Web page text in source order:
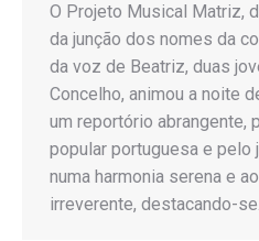
O Projeto Musical Matriz,
da junção dos nomes da
da voz de Beatriz, duas
Concelho, animou a noite
um reportório abrangente,
popular portuguesa e
numa harmonia serena e
irreverente, destacando-